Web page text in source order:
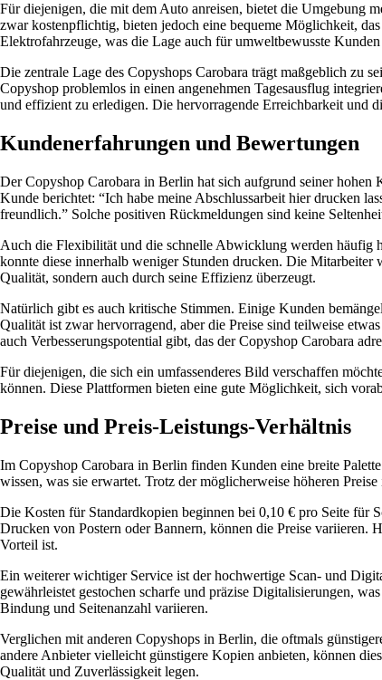
Für diejenigen, die mit dem Auto anreisen, bietet die Umgebung
zwar kostenpflichtig, bieten jedoch eine bequeme Möglichkeit,
Elektrofahrzeuge, was die Lage auch für umweltbewusste
Die zentrale Lage des Copyshops Carobara trägt maßgeblich zu
Copyshop problemlos in einen angenehmen Tagesausflug
und effizient zu erledigen. Die hervorragende Erreichbarkeit und
Kundenerfahrungen und Bewertungen
Der Copyshop Carobara in Berlin hat sich aufgrund seiner
Kunde berichtet: “Ich habe meine Abschlussarbeit hier drucken
freundlich.” Solche positiven Rückmeldungen sind keine
Auch die Flexibilität und die schnelle Abwicklung werden häufig
konnte diese innerhalb weniger Stunden drucken. Die Mitarbeiter
Qualität, sondern auch durch seine Effizienz überzeugt.
Natürlich gibt es auch kritische Stimmen. Einige Kunden
Qualität ist zwar hervorragend, aber die Preise sind teilweise
auch Verbesserungspotential gibt, das der Copyshop Carobara
Für diejenigen, die sich ein umfassenderes Bild verschaffen
können. Diese Plattformen bieten eine gute Möglichkeit, sich
Preise und Preis-Leistungs-Verhältnis
Im Copyshop Carobara in Berlin finden Kunden eine breite
wissen, was sie erwartet. Trotz der möglicherweise höheren
Die Kosten für Standardkopien beginnen bei 0,10 € pro Seite für
Drucken von Postern oder Bannern, können die Preise variieren.
Vorteil ist.
Ein weiterer wichtiger Service ist der hochwertige Scan- und
gewährleistet gestochen scharfe und präzise Digitalisierungen,
Bindung und Seitenanzahl variieren.
Verglichen mit anderen Copyshops in Berlin, die oftmals
andere Anbieter vielleicht günstigere Kopien anbieten, können
Qualität und Zuverlässigkeit legen.